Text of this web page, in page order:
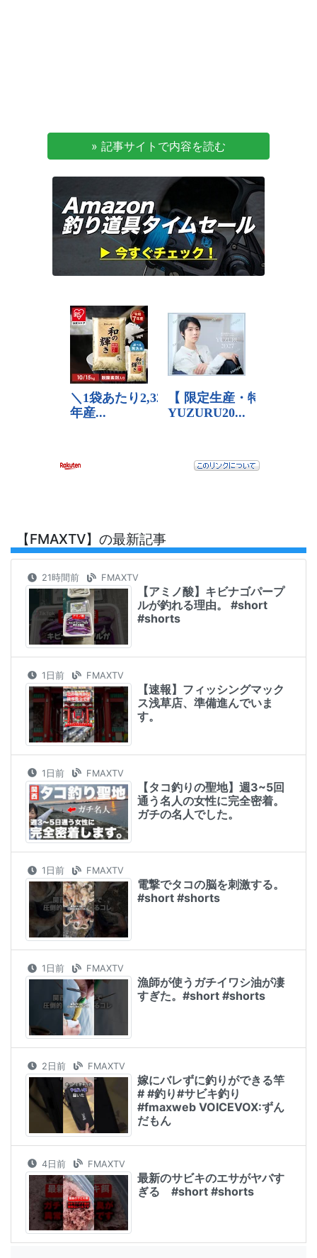
» 記事サイトで内容を読む
【FMAXTV】の最新記事
21時間前 FMAXTV
【アミノ酸】キビナゴパープ
ルが釣れる理由。 #short
#shorts
1日前 FMAXTV
【速報】フィッシングマック
ス浅草店、準備進んでいま
す。
1日前 FMAXTV
【タコ釣りの聖地】週3~5回
通う名人の女性に完全密着。
ガチの名人でした。
1日前 FMAXTV
電撃でタコの脳を刺激する。
#short #shorts
1日前 FMAXTV
漁師が使うガチイワシ油が凄
すぎた。#short #shorts
2日前 FMAXTV
嫁にバレずに釣りができる竿
# #釣り#サビキ釣り
#fmaxweb VOICEVOX:ずん
だもん
4日前 FMAXTV
最新のサビキのエサがヤバす
ぎる #short #shorts